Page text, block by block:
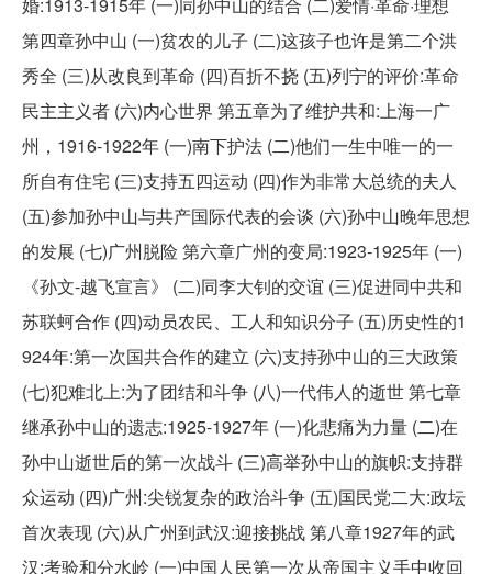
第四章孙中山 (一)贫农的儿子 (二)这孩子也许是第二个洪
秀全 (三)从改良到革命 (四)百折不挠 (五)列宁的评价:革命
民主主义者 (六)内心世界 第五章为了维护共和:上海一广
州，1916-1922年 (一)南下护法 (二)他们一生中唯一的一
所自有住宅 (三)支持五四运动 (四)作为非常大总统的夫人
(五)参加孙中山与共产国际代表的会谈 (六)孙中山晚年思想
的发展 (七)广州脱险 第六章广州的变局:1923-1925年 (一)
《孙文-越飞宣言》 (二)同李大钊的交谊 (三)促进同中共和
苏联蚵合作 (四)动员农民、工人和知识分子 (五)历史性的1
924年:第一次国共合作的建立 (六)支持孙中山的三大政策
(七)犯难北上:为了团结和斗争 (八)一代伟人的逝世 第七章
继承孙中山的遗志:1925-1927年 (一)化悲痛为力量 (二)在
孙中山逝世后的第一次战斗 (三)高举孙中山的旗帜:支持群
众运动 (四)广州:尖锐复杂的政治斗争 (五)国民党二大:政坛
首次表现 (六)从广州到武汉:迎接挑战 第八章1927年的武
汉:考验和分水岭 (一)中国人民第一次从帝国主义手中收回